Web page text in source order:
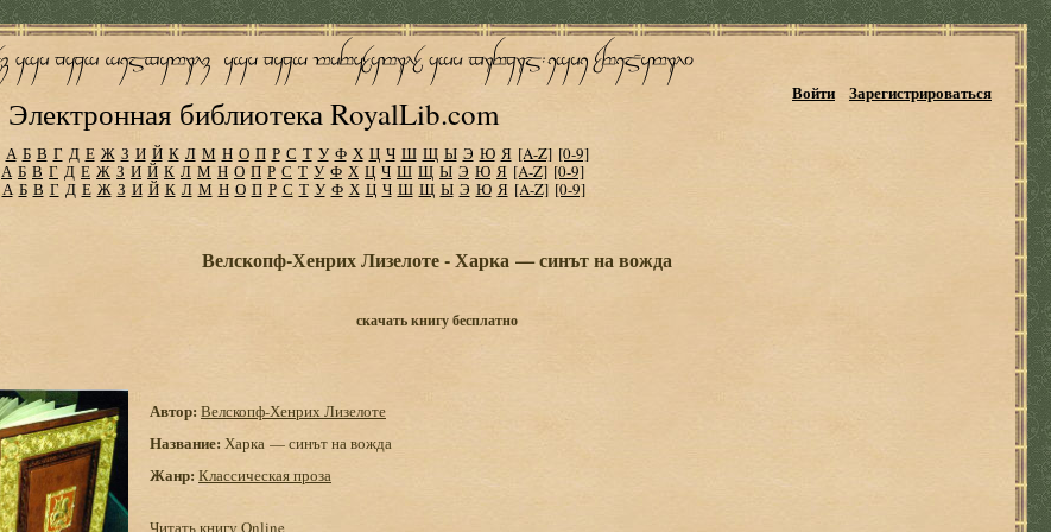
Электронная библиотека RoyalLib.com
Войти Зарегистрироваться
А Б В Г Д Е Ж З И Й К Л М Н О П Р С Т У Ф Х Ц Ч Ш Щ Ы Э Ю Я [A-Z] [0-9]
А Б В Г Д Е Ж З И Й К Л М Н О П Р С Т У Ф Х Ц Ч Ш Щ Ы Э Ю Я [A-Z] [0-9]
А Б В Г Д Е Ж З И Й К Л М Н О П Р С Т У Ф Х Ц Ч Ш Щ Ы Э Ю Я [A-Z] [0-9]
Велскопф-Хенрих Лизелоте - Харка — синът на вожда
скачать книгу бесплатно
Автор: Велскопф-Хенрих Лизелоте
Название: Харка — синът на вожда
Жанр: Классическая проза
Читать книгу Online